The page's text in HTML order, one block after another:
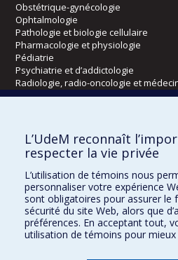
Obstétrique-gynécologie
Ophtalmologie
Pathologie et biologie cellulaire
Pharmacologie et physiologie
Pédiatrie
Psychiatrie et d’addictologie
Radiologie, radio-oncologie et
Kinésiologie et des sciences de
Orthophonie et audiologie
Réadaptation
Directions
DPC
CPASS
L’UdeM reconnaît
respecter la vie privée
L’utilisation de témoins nous
personnaliser votre expérience
sont obligatoires pour assurer le
sécurité du site Web, alors que
préférences. En acceptant tout,
utilisation de témoins pour